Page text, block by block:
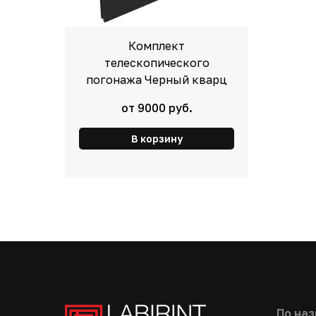
Комплект
телескопического
погонажа Черный кварц
от 9000 руб.
В корзину
По